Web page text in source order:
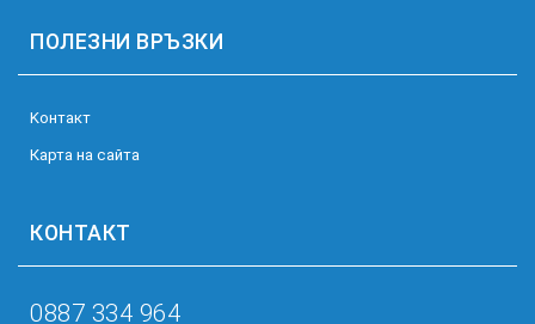
ПОЛЕЗНИ ВРЪЗКИ
Kонтакт
Карта на сайта
КОНТАКТ
0887 334 964